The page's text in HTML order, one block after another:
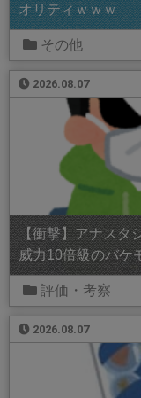
オリティｗｗｗ
その他
2026.08.07
【衝撃】アナスタ
威力10倍級のバケ
評価・考察
2026.08.07